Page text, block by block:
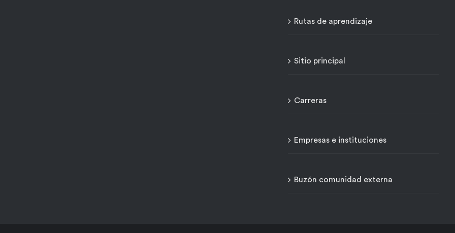
Rutas de aprendizaje
Sitio principal
Carreras
Empresas e instituciones
Buzón comunidad externa